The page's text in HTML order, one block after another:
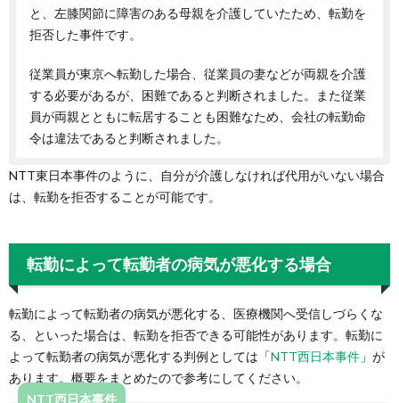
と、左膝関節に障害のある母親を介護していたため、転勤を
拒否した事件です。
従業員が東京へ転勤した場合、従業員の妻などが両親を介護
する必要があるが、困難であると判断されました。また従業
員が両親とともに転居することも困難なため、会社の転勤命
令は違法であると判断されました。
NTT東日本事件のように、自分が介護しなければ代用がいない場合
は、転勤を拒否することが可能です。
転勤によって転勤者の病気が悪化する場合
転勤によって転勤者の病気が悪化する、医療機関へ受信しづらくな
る、といった場合は、転勤を拒否できる可能性があります。転勤に
よって転勤者の病気が悪化する判例としては「NTT西日本事件 」が
あります。概要をまとめたので参考にしてください。
NTT西日本事件